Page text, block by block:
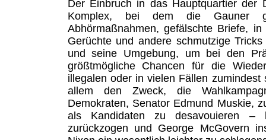
Der Einbruch in das Hauptquartier der
Komplex, bei dem die Gauner
Abhörmaßnahmen, gefälschte Briefe,
Gerüchte und andere schmutzige
und seine Umgebung, um bei den
größtmögliche Chancen für die
illegalen oder in vielen Fällen
allem den Zweck, die
Demokraten, Senator Edmund Muskie,
als Kandidaten zu desavouieren –
zurückzogen und George McGovern